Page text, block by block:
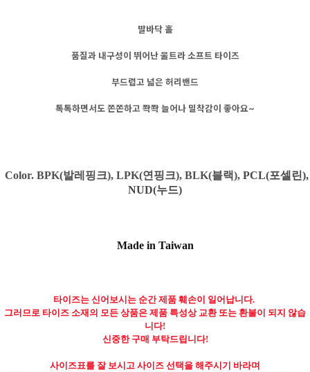
발바닥 홀
품질과 내구성이 뛰어난 울트라 소프트 타이즈
부드럽고 넓은 허리밴드
톡톡하면서도 쫀쫀하고 쫙쫙 늘어나 밀착감이 좋아요~
Color. BPK(발레핑크), LPK(연핑크), BLK(블랙), PCL(포셀린),
NUD(누드)
Made in Taiwan
타이즈는 신어보시는 순간 제품 훼손이 일어납니다.
그러므로 타이즈 소재의 모든 상품은 제품 특성상 교환 또는 환불이 되지 않습
니다!
신중한 구매 부탁드립니다!
사이즈표를 잘 보시고 사이즈 선택을 해주시기 바라며